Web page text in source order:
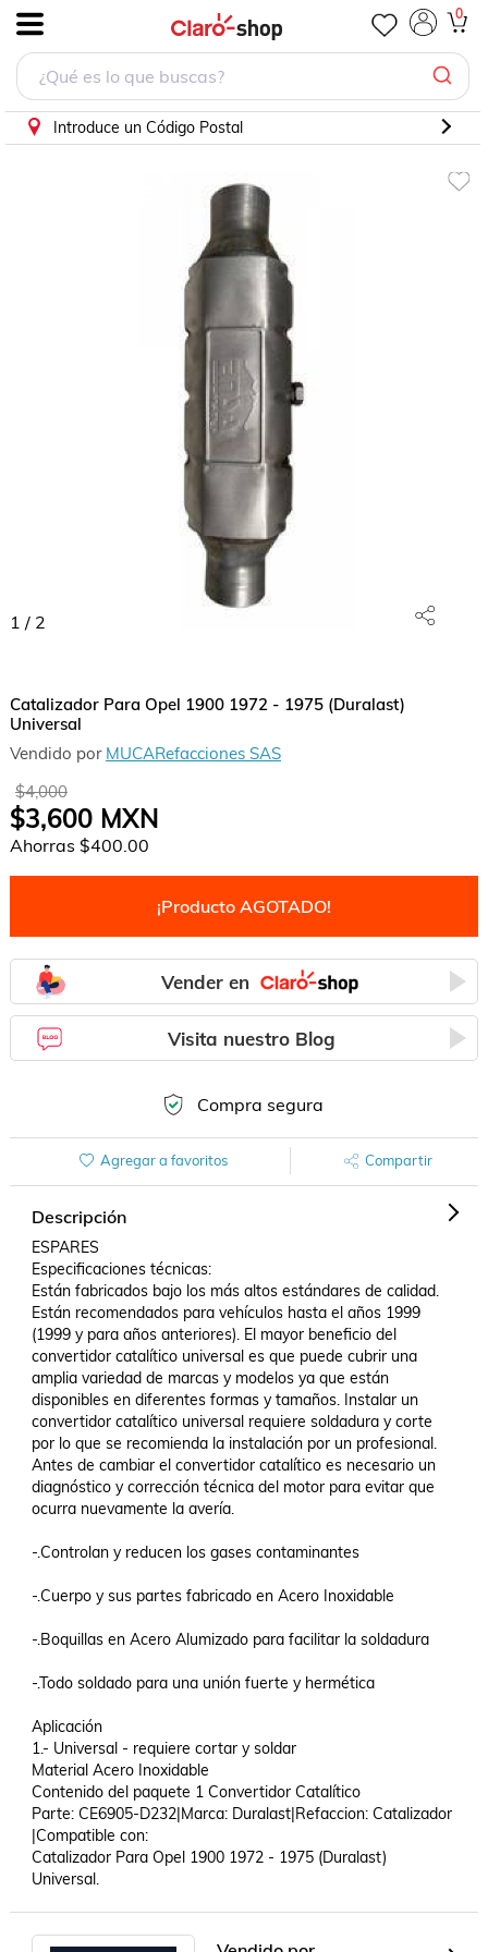
0
Introduce un Código Postal
1 / 2
Catalizador Para Opel 1900 1972 - 1975 (Duralast)
Universal
Vendido por MUCARefacciones SAS
$4,000
$3,600MXN
Ahorras $400.00
¡Producto AGOTADO!
Vender en
Visita nuestro Blog
Compra segura
Agregar a favoritos Compartir
Descripción
ESPARES
Especificaciones técnicas:
Están fabricados bajo los más altos estándares de calidad.
Están recomendados para vehículos hasta el años 1999
(1999 y para años anteriores). El mayor beneficio del
convertidor catalítico universal es que puede cubrir una
amplia variedad de marcas y modelos ya que están
disponibles en diferentes formas y tamaños. Instalar un
convertidor catalítico universal requiere soldadura y corte
por lo que se recomienda la instalación por un profesional.
Antes de cambiar el convertidor catalítico es necesario un
diagnóstico y corrección técnica del motor para evitar que
ocurra nuevamente la avería.
-.Controlan y reducen los gases contaminantes
-.Cuerpo y sus partes fabricado en Acero Inoxidable
-.Boquillas en Acero Alumizado para facilitar la soldadura
-.Todo soldado para una unión fuerte y hermética
Aplicación
1.- Universal - requiere cortar y soldar
Material Acero Inoxidable
Contenido del paquete 1 Convertidor Catalítico
Parte: CE6905-D232|Marca: Duralast|Refaccion: Catalizador
|Compatible con:
Catalizador Para Opel 1900 1972 - 1975 (Duralast)
Universal.